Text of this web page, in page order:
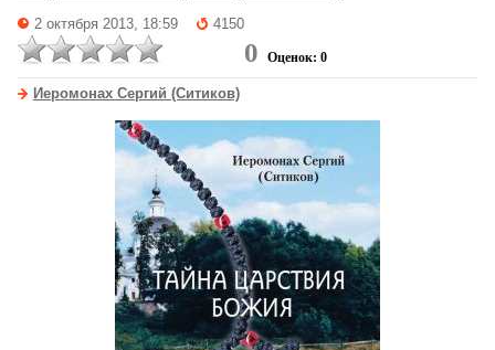
2 октября 2013, 18:59 4150
0 Оценок: 0
Иеромонах Сергий (Ситиков)